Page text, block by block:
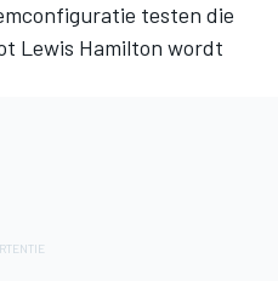
testen die
Lewis Hamilton wordt